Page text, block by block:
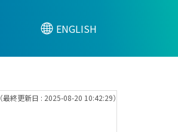
ENGLISH
（最終更新日 : 2025-08-20 10:42:29）